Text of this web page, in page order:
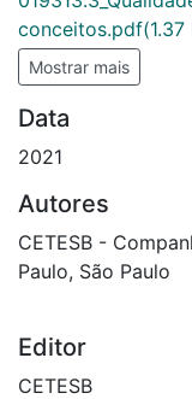
conceitos.pdf(1.37
Mostrar mais
Data
2021
Autores
CETESB -
Paulo, São Paulo
Editor
CETESB